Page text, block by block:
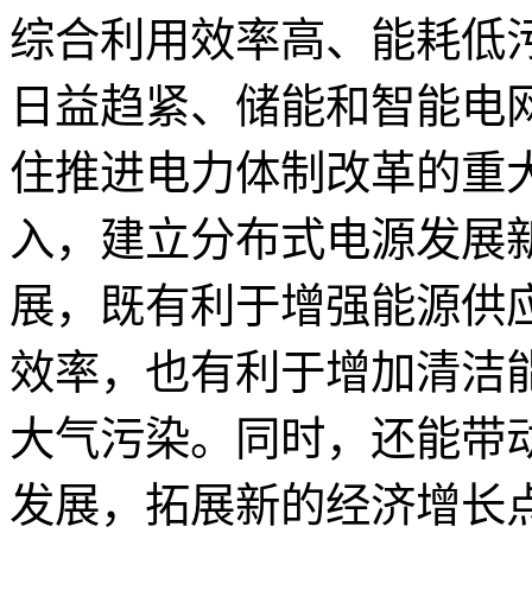
综合利用效率高、能耗低
日益趋紧、储能和智能
住推进电力体制改革的重
入，建立分布式电源发展
展，既有利于增强能源供
效率，也有利于增加清洁
大气污染。同时，还能带
发展，拓展新的经济增长